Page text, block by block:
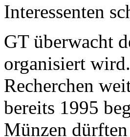
Interessenten
GT überwacht
organisiert
Recherchen
bereits 1995
Münzen